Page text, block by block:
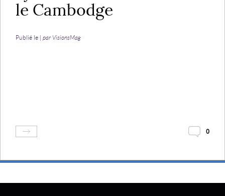
le Cambodge
Publié le | par VisionsMag
0